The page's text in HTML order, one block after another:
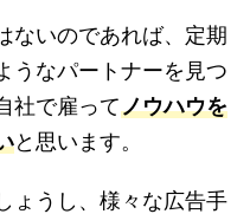
ないのであれば、定期
うなパートナーを見つ
社で雇ってノウハウを
と思います。
ょうし、様々な広告手